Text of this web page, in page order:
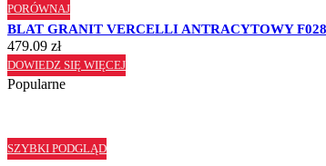
PORÓWNAJ
BLAT GRANIT VERCELLI ANTRACYTOWY F028
479.09 zł
DOWIEDZ SIĘ WIĘCEJ
Popularne
SZYBKI PODGLĄD